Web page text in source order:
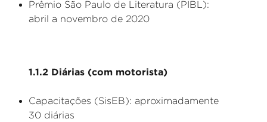
Prêmio São Paulo de Literatura (PIBL):
abril a novembro de 2020
1.1.2 Diárias (com motorista)
Capacitações (SisEB): aproximadamente
30 diárias